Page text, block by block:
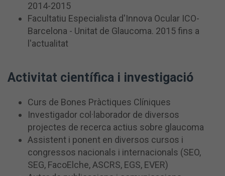
2014-2015
Facultatiu Especialista d'Innova Ocular ICO-
Barcelona - Unitat de Glaucoma. 2015 fins a
l'actualitat
Activitat científica i investigació
Curs de Bones Pràctiques Clíniques
Investigador col·laborador de diversos
projectes de recerca actius sobre glaucoma
Assistent i ponent en diversos cursos i
congressos nacionals i internacionals (SEO,
SEG, FacoElche, ASCRS, EGS, EVER)